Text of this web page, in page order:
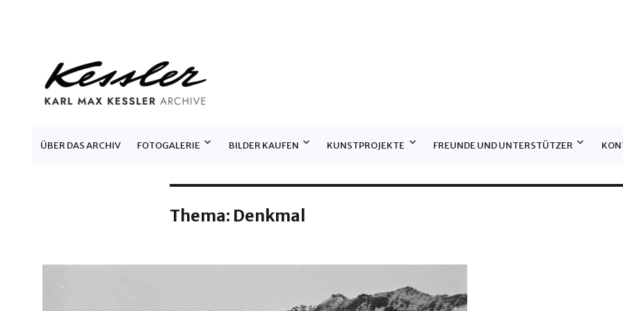
KARL MAX KESSLER ARCHIVE
ÜBER DAS ARCHIV FOTOGALERIE BILDER KAUFEN KUNSTPROJEKTE FREUNDE UND UNTERSTÜTZER
Thema: Denkmal